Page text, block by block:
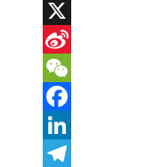
X
Sina
Weibo
WeChat
Facebook
LinkedIn